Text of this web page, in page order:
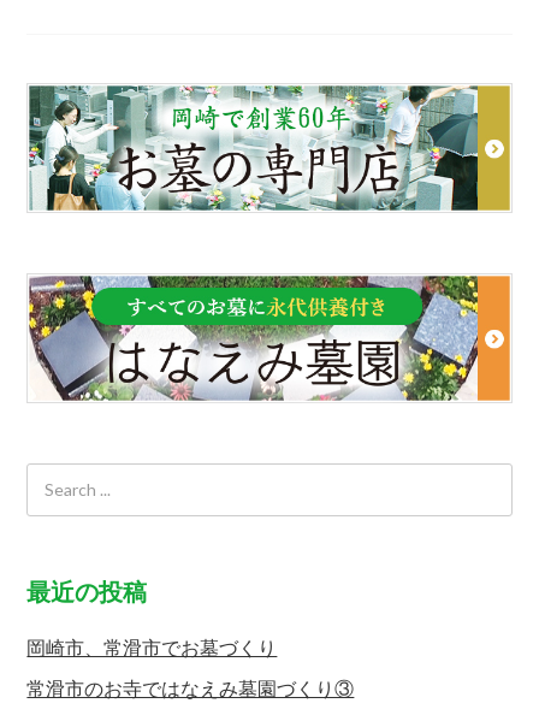
最近の投稿
岡崎市、常滑市でお墓づくり
常滑市のお寺ではなえみ墓園づくり③